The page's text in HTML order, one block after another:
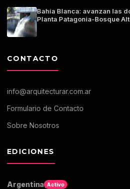
Bahía Blanca: avanzan las
Planta Patagonia-Bosque
CONTACTO
info@arquitecturar.com.ar
Formulario de Contacto
Sobre Nosotros
EDICIONES
Argentina Activo